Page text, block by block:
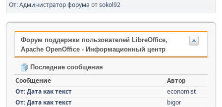
От: Администратор форума отsokol92
Форум поддержки пользователей LibreOffice,
Apache OpenOffice - Информационный центр
Последние сообщения
Сообщение
Автор
От: Дата как текст
economist
От: Дата как текст
bigor